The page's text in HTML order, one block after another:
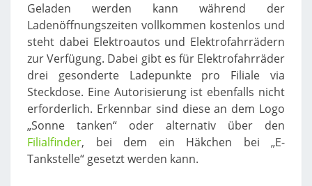
Geladen werden kann während der
Ladenöffnungszeiten vollkommen kostenlos und
steht dabei Elektroautos und Elektrofahrrädern
zur Verfügung. Dabei gibt es für Elektrofahrräder
drei gesonderte Ladepunkte pro Filiale via
Steckdose. Eine Autorisierung ist ebenfalls nicht
erforderlich. Erkennbar sind diese an dem Logo
„Sonne tanken“ oder alternativ über den
Filialfinder, bei dem ein Häkchen bei „E-
Tankstelle“ gesetzt werden kann.